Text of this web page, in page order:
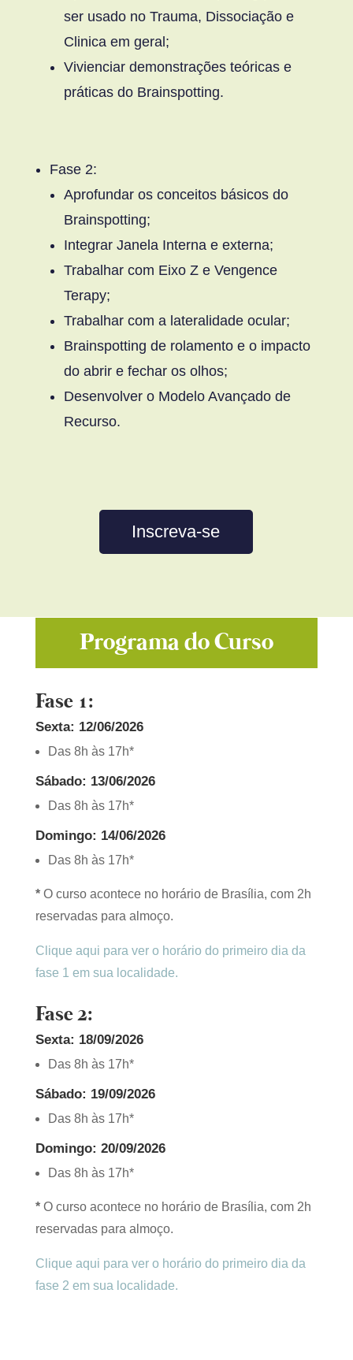
ser usado no Trauma, Dissociação e
Clinica em geral;
Vivienciar demonstrações teóricas e
práticas do Brainspotting.
Fase 2:
Aprofundar os conceitos básicos do
Brainspotting;
Integrar Janela Interna e externa;
Trabalhar com Eixo Z e Vengence
Terapy;
Trabalhar com a lateralidade ocular;
Brainspotting de rolamento e o impacto
do abrir e fechar os olhos;
Desenvolver o Modelo Avançado de
Recurso.
Inscreva-se
Programa do Curso
Fase 1:
Sexta: 12/06/2026
Das 8h às 17h*
Sábado: 13/06/2026
Das 8h às 17h*
Domingo: 14/06/2026
Das 8h às 17h*
*O curso acontece no horário de Brasília, com 2h
reservadas para almoço.
Clique aqui para ver o horário do primeiro dia da
fase 1 em sua localidade.
Fase 2:
Sexta: 18/09/2026
Das 8h às 17h*
Sábado: 19/09/2026
Das 8h às 17h*
Domingo: 20/09/2026
Das 8h às 17h*
*O curso acontece no horário de Brasília, com 2h
reservadas para almoço.
Clique aqui para ver o horário do primeiro dia da
fase 2 em sua localidade.